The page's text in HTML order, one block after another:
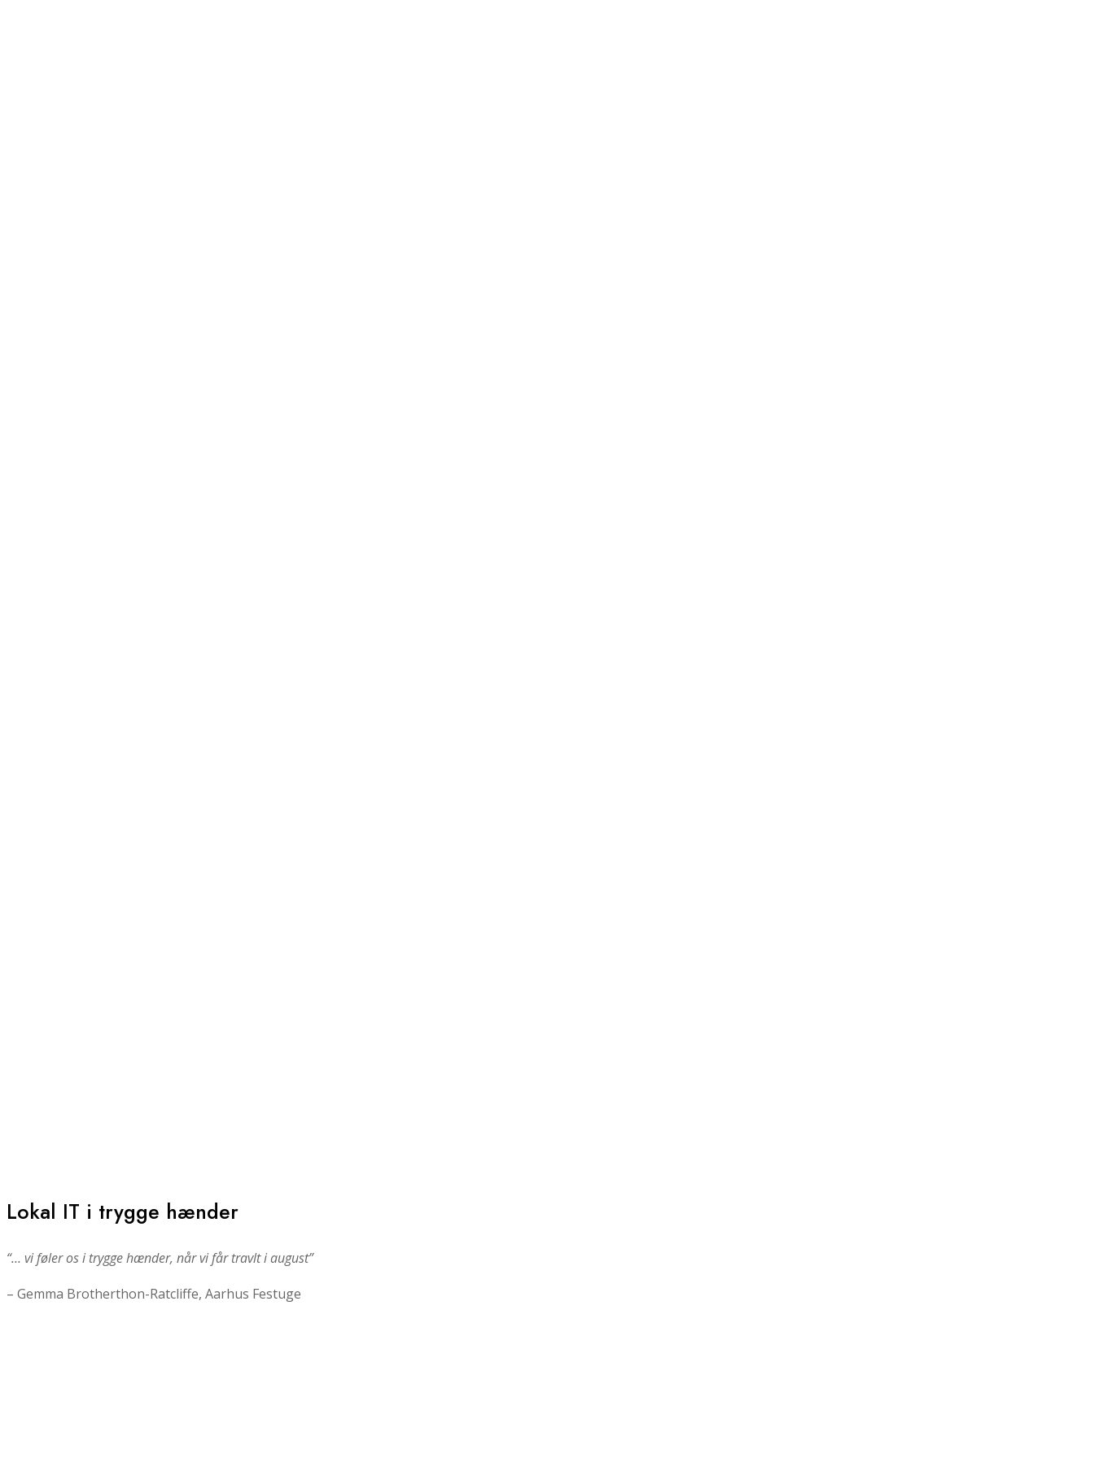
Lokal IT i trygge hænder
“… vi føler os i trygge hænder, når vi får travlt i august”
– Gemma Brotherthon-Ratcliffe, Aarhus Festuge